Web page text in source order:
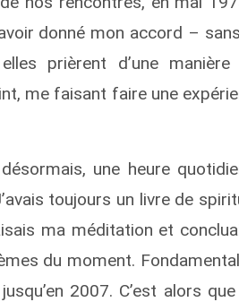
donné mon accord –
prièrent d’une manière
me faisant faire une
une heure
toujours un livre de
ma méditation et
du moment.
2007. C’est alors